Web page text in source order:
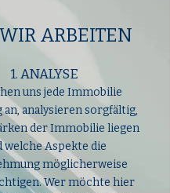
ARBEITEN
1. ANALYSE
uns jede Immobilie
analysieren sorgfältig,
der Immobilie liegen
welche Aspekte die
möglicherweise
Wer möchte hier